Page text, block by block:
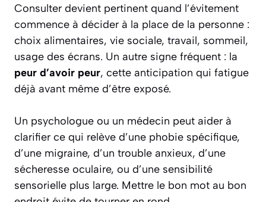
Consulter devient pertinent quand l’évitement
commence à décider à la place de la personne :
choix alimentaires, vie sociale, travail, sommeil,
usage des écrans. Un autre signe fréquent : la
peur d’avoir peur, cette anticipation qui fatigue
déjà avant même d’être exposé.
Un psychologue ou un médecin peut aider à
clarifier ce qui relève d’une phobie spécifique,
d’une migraine, d’un trouble anxieux, d’une
sécheresse oculaire, ou d’une sensibilité
sensorielle plus large. Mettre le bon mot au bon